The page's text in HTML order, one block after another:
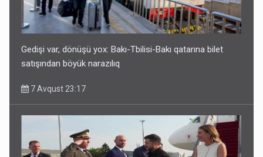
7 Avqust 14:07
Gedişi var, dönüşü yox: Bakı-Tbilisi-Bakı qatarına bilet
satışından böyük narazılıq
7 Avqust 23:17